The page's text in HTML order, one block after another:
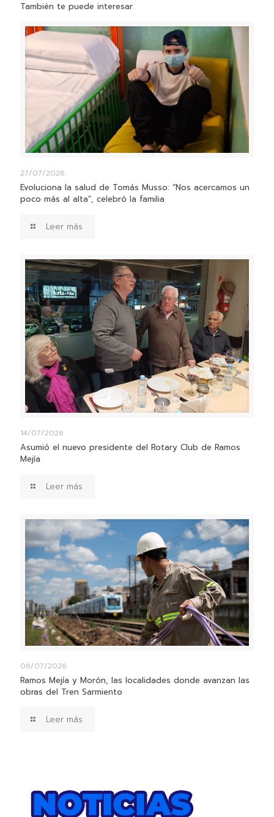
También te puede interesar
27/07/2026
Evoluciona la salud de Tomás Musso: “Nos acercamos un
poco más al alta”, celebró la familia
Leer más
14/07/2026
Asumió el nuevo presidente del Rotary Club de Ramos
Mejía
Leer más
06/07/2026
Ramos Mejía y Morón, las localidades donde avanzan las
obras del Tren Sarmiento
Leer más